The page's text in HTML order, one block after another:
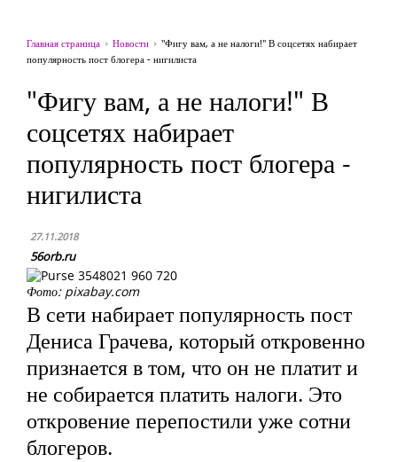
Главная страница Новости
"Фигу вам, а не налоги!" В соцсетях набирает
популярность пост блогера - нигилиста
"Фигу вам, а не налоги!" В
соцсетях набирает
популярность пост блогера -
нигилиста
27.11.2018
56orb.ru
Фото: pixabay.com
В сети набирает популярность пост
Дениса Грачева, который откровенно
признается в том, что он не платит и
не собирается платить налоги. Это
откровение перепостили уже сотни
блогеров.